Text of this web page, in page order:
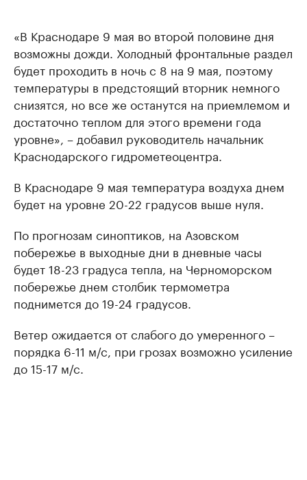
«В Краснодаре 9 мая во второй половине дня
возможны дожди. Холодный фронтальные раздел
будет проходить в ночь с 8 на 9 мая, поэтому
температуры в предстоящий вторник немного
снизятся, но все же останутся на приемлемом и
достаточно теплом для этого времени года
уровне», – добавил руководитель начальник
Краснодарского гидрометеоцентра.
В Краснодаре 9 мая температура воздуха днем
будет на уровне 20-22 градусов выше нуля.
По прогнозам синоптиков, на Азовском
побережье в выходные дни в дневные часы
будет 18-23 градуса тепла, на Черноморском
побережье днем столбик термометра
поднимется до 19-24 градусов.
Ветер ожидается от слабого до умеренного –
порядка 6-11 м/с, при грозах возможно усиление
до 15-17 м/с.